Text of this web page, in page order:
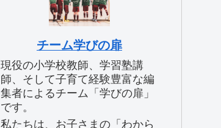
チーム学びの扉
現役の小学校教師、学習塾講
師、そして子育て経験豊富な編
集者によるチーム「学びの扉」
です。
私たちは、お子さまの「わから